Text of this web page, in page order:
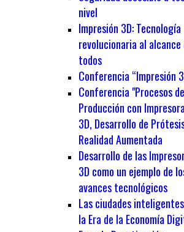
nivel
Impresión 3D: Tecnología
revolucionaria al alcance
todos
Conferencia “Impresión
Conferencia "Procesos de
Producción con
3D, Desarrollo de
Realidad Aumentada
Desarrollo de las
3D como un ejemplo de
avances tecnológicos
Las ciudades
la Era de la Economía